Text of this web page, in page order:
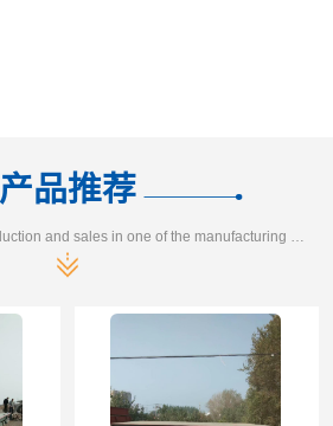
产品推荐
Development, design, production and sales in one of the manufacturing enterprises